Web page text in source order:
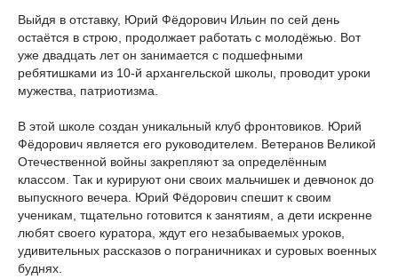
Выйдя в отставку, Юрий Фёдорович Ильин по сей день
остаётся в строю, продолжает работать с молодёжью. Вот
уже двадцать лет он занимается с подшефными
ребятишками из 10-й архангельской школы, проводит уроки
мужества, патриотизма.
В этой школе создан уникальный клуб фронтовиков. Юрий
Фёдорович является его руководителем. Ветеранов Великой
Отечественной войны закрепляют за определённым
классом. Так и курируют они своих мальчишек и девчонок до
выпускного вечера. Юрий Фёдорович спешит к своим
ученикам, тщательно готовится к занятиям, а дети искренне
любят своего куратора, ждут его незабываемых уроков,
удивительных рассказов о пограничниках и суровых военных
буднях.